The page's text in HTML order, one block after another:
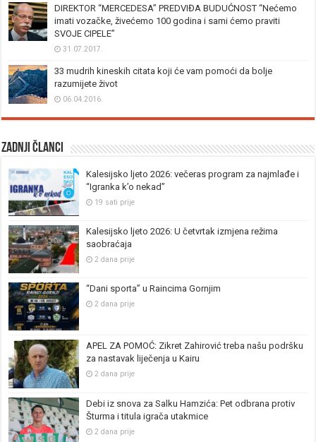
DIREKTOR “MERCEDESA” PREDVIĐA BUDUĆNOST “Nećemo
imati vozačke, živećemo 100 godina i sami ćemo praviti
SVOJE CIPELE”
31.07.2017.
33 mudrih kineskih citata koji će vam pomoći da bolje
razumijete život
06.04.2016.
Zadnji članci
Kalesijsko ljeto 2026: večeras program za najmlađe i
“Igranka k’o nekad”
19 sati prije
Kalesijsko ljeto 2026: U četvrtak izmjena režima
saobraćaja
2 dana prije
“Dani sporta” u Raincima Gornjim
2 dana prije
APEL ZA POMOĆ: Zikret Zahirović treba našu podršku
za nastavak liječenja u Kairu
2 dana prije
Debi iz snova za Salku Hamzića: Pet odbrana protiv
Šturma i titula igrača utakmice
2 dana prije